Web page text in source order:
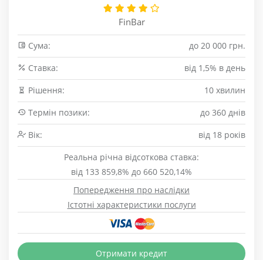
FinBar
Сума:
до 20 000 грн.
Cтавка:
від 1,5% в день
Рішення:
10 хвилин
Термін позики:
до 360 днів
Вік:
від 18 років
Реальна річна відсоткова ставка:
від 133 859,8% до 660 520,14%
Попередження про наслідки
Істотні характеристики послуги
Отримати кредит